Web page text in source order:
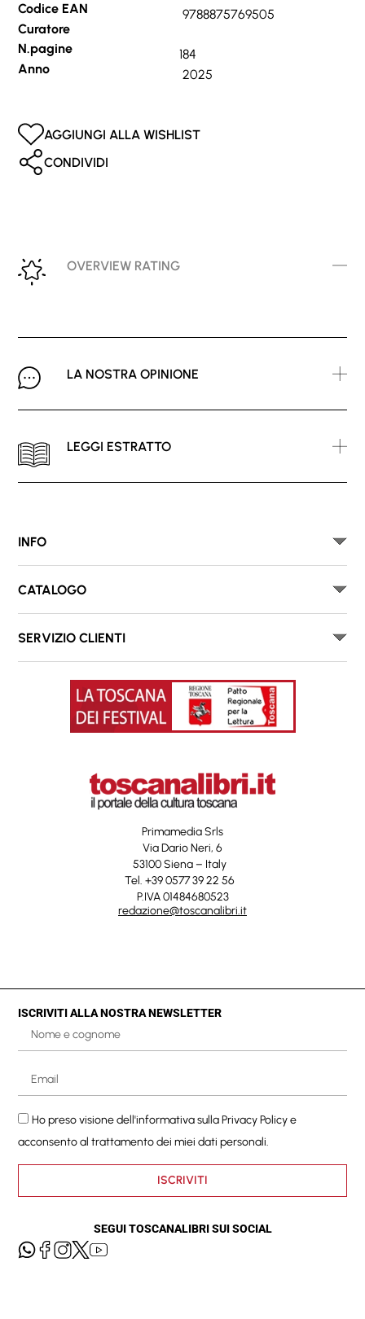
Codice EAN
9788875769505
Curatore
N.pagine
184
Anno
2025
AGGIUNGI ALLA WISHLIST
CONDIVIDI
OVERVIEW RATING
LA NOSTRA OPINIONE
LEGGI ESTRATTO
INFO
CATALOGO
SERVIZIO CLIENTI
Primamedia Srls
Via Dario Neri, 6
53100 Siena – Italy
Tel. +39 0577 39 22 56
P.IVA 01484680523
redazione@toscanalibri.it
ISCRIVITI ALLA NOSTRA NEWSLETTER
Ho preso visione dell'informativa sullaPrivacy Policye
acconsento al trattamento dei miei dati personali.
ISCRIVITI
SEGUI TOSCANALIBRI SUI SOCIAL